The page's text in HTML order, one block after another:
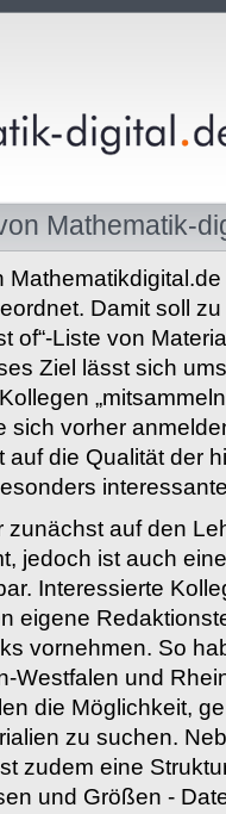
Mathematik-
Damit soll
of“-Liste von
Ziel lässt sich
sich vorher
auf die Qualität der
zunächst auf den
jedoch ist auch
Interessierte
eigene
vornehmen. So
Westfalen und
die Möglichkeit,
zu suchen.
zudem eine
und Größen -